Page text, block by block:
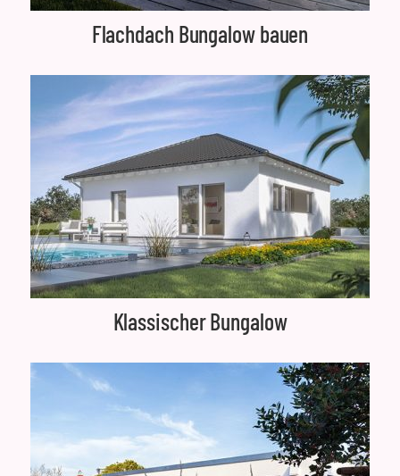
Flachdach Bungalow bauen
Klassischer Bungalow